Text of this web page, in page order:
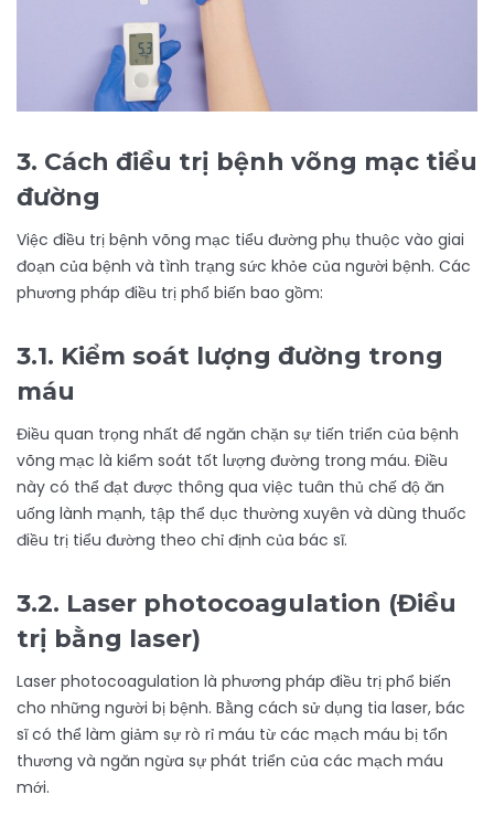
3. Cách điều trị bệnh võng mạc tiểu
đường
Việc điều trị bệnh võng mạc tiểu đường phụ thuộc vào giai
đoạn của bệnh và tình trạng sức khỏe của người bệnh. Các
phương pháp điều trị phổ biến bao gồm:
3.1. Kiểm soát lượng đường trong
máu
Điều quan trọng nhất để ngăn chặn sự tiến triển của bệnh
võng mạc là kiểm soát tốt lượng đường trong máu. Điều
này có thể đạt được thông qua việc tuân thủ chế độ ăn
uống lành mạnh, tập thể dục thường xuyên và dùng thuốc
điều trị tiểu đường theo chỉ định của bác sĩ.
3.2. Laser photocoagulation (Điều
trị bằng laser)
Laser photocoagulation là phương pháp điều trị phổ biến
cho những người bị bệnh. Bằng cách sử dụng tia laser, bác
sĩ có thể làm giảm sự rò rỉ máu từ các mạch máu bị tổn
thương và ngăn ngừa sự phát triển của các mạch máu
mới.